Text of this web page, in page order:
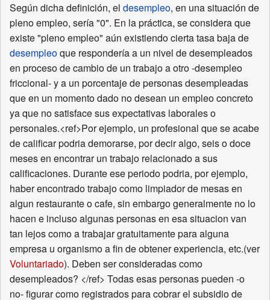
Según dicha definición, el desempleo, en una situación de
pleno empleo, sería "0". En la práctica, se considera que
existe "pleno empleo" aún existiendo cierta tasa baja de
desempleoque respondería a un nivel de desempleados
en proceso de cambio de un trabajo a otro -desempleo
friccional- y a un porcentaje de personas desempleadas
que en un momento dado no desean un empleo concreto
ya que no satisface sus expectativas laborales o
personales.<ref>Por ejemplo, un profesional que se acabe
de calificar podria demorarse, por decir algo, seis o doce
meses en encontrar un trabajo relacionado a sus
calificaciones. Durante ese periodo podria, por ejemplo,
haber encontrado trabajo como limpiador de mesas en
algun restaurante o cafe, sin embargo generalmente no lo
hacen e incluso algunas personas en esa situacion van
tan lejos como a trabajar gratuitamente para alguna
empresa u organismo a fin de obtener experiencia, etc.(ver
Voluntariado). Deben ser consideradas como
desempleados? </ref> Todas esas personas pueden -o
no- figurar como registrados para cobrar el subsidio de